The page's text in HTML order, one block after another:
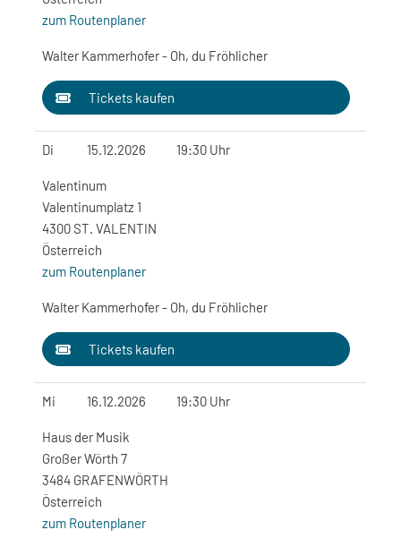
zum Routenplaner
Walter Kammerhofer - Oh, du Fröhlicher
Tickets kaufen
Di 15.12.2026 19:30 Uhr
Valentinum
Valentinumplatz 1
4300 ST. VALENTIN
Österreich
zum Routenplaner
Walter Kammerhofer - Oh, du Fröhlicher
Tickets kaufen
Mi 16.12.2026 19:30 Uhr
Haus der Musik
Großer Wörth 7
3484 GRAFENWÖRTH
Österreich
zum Routenplaner